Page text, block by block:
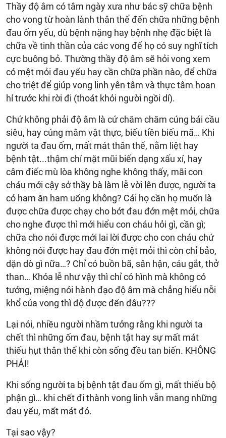
Thầy độ âm có tâm ngày xưa như bác sỹ chữa bệnh
cho vong từ hoàn lành thân thể đến chữa những bệnh
đau ốm yếu, dù bệnh nặng hay bệnh nhẹ đặc biệt là
chữa về tinh thần của các vong để họ có suy nghĩ tích
cực buông bỏ. Thường thầy độ âm sẽ hỏi vong xem
có mệt mỏi đau yếu hay cần chữa phần nào, để chữa
cho triệt để giúp vong linh yên tâm và thực tâm hoan
hỉ trước khi rời đi (thoát khỏi người ngồi dí).
Chứ không phải độ âm là cứ chăm chăm cúng bái cầu
siêu, hay cúng mâm vật thực, biếu tiền biếu mã… Khi
người ta đau ốm, mất mát thân thể, nằm liệt hay
bệnh tật...thậm chí mặt mũi biến dạng xấu xí, hay
câm điếc mù lòa không nghe không thấy, mãi con
cháu mới cậy sở thầy bà làm lễ vời lên được, người ta
có ham ăn ham uống không? Cái họ cần họ muốn là
được chữa được chạy cho bớt đau đớn mệt mỏi, chữa
cho nghe được thì mới hiểu con cháu hỏi gì, cần gì;
chữa cho nói được mới lai lời được cho con cháu chứ
không nói được hay đau đớn mệt mỏi thì còn chỉ bảo,
dặn dò gì nữa…? Chỉ có buồn bã, sân hận, cáu gắt, thở
than… Khóa lễ như vậy thì chỉ có hình mà không có
tướng, miệng nói hành đạo độ âm mà chẳng hiểu nỗi
khổ của vong thì độ được đến đâu???
Lại nói, nhiều người nhầm tưởng rằng khi người ta
chết thì những ốm đau, bệnh tật hay sự mất mát
thiếu hụt thân thể khi còn sống đều tan biến. KHÔNG
PHẢI!
Khi sống người ta bị bệnh tật đau ốm gì, mất thiếu bộ
phận gì… khi chết đi thành vong linh vẫn mang những
đau yếu, mất mát đó.
Tại sao vậy?